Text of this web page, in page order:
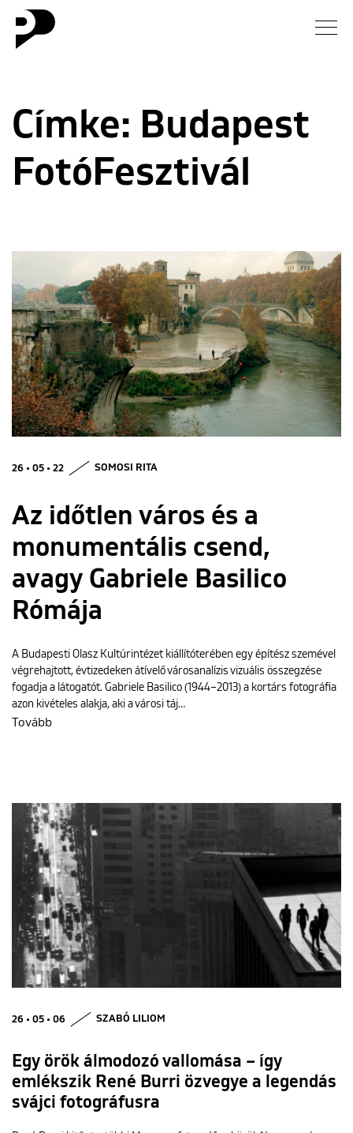
Galéria
Interjú
Rólunk
ENGLISH
Címke: Budapest
FotóFesztivál
26 • 05 • 22 SOMOSI RITA
Az időtlen város és a
monumentális csend,
avagy Gabriele Basilico
Rómája
A Budapesti Olasz Kultúrintézet kiállítóterében egy építész szemével
végrehajtott, évtizedeken átívelő városanalízis vizuális összegzése
fogadja a látogatót. Gabriele Basilico (1944–2013) a kortárs fotográfia
azon kivételes alakja, aki a városi táj…
Tovább
26 • 05 • 06 SZABÓ LILIOM
Egy örök álmodozó vallomása – így
emlékszik René Burri özvegye a legendás
svájci fotográfusra